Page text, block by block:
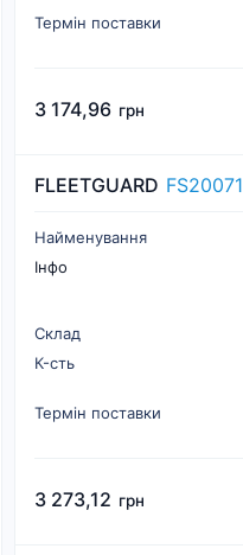
Термін поставки
3 174,96 грн
FLEETGUARD FS20071
Найменування
Інфо
Склад
К-cть
Термін поставки
3 273,12 грн